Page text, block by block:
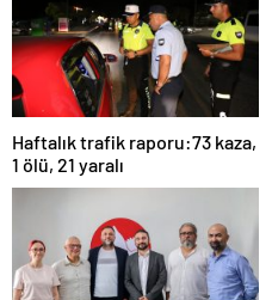
Haftalık trafik raporu:73 kaza,
1 ölü, 21 yaralı